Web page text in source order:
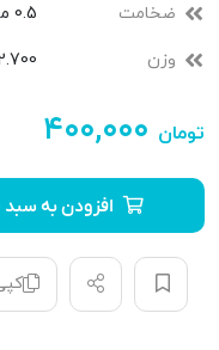
ضخامت 0.5 میلیمتر
وزن 2.700
۴۰۰,۰۰۰ تومان
افزودن به سبد